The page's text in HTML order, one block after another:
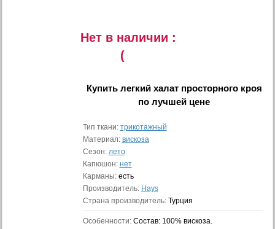
Нет в наличии :
(
Купить легкий халат просторного кроя
по лучшей цене
Тип ткани: трикотажный
Материал: вискоза
Сезон: лето
Капюшон: нет
Карманы: есть
Производитель: Hays
Страна производитель: Турция
Особенности: Состав: 100% вискоза.